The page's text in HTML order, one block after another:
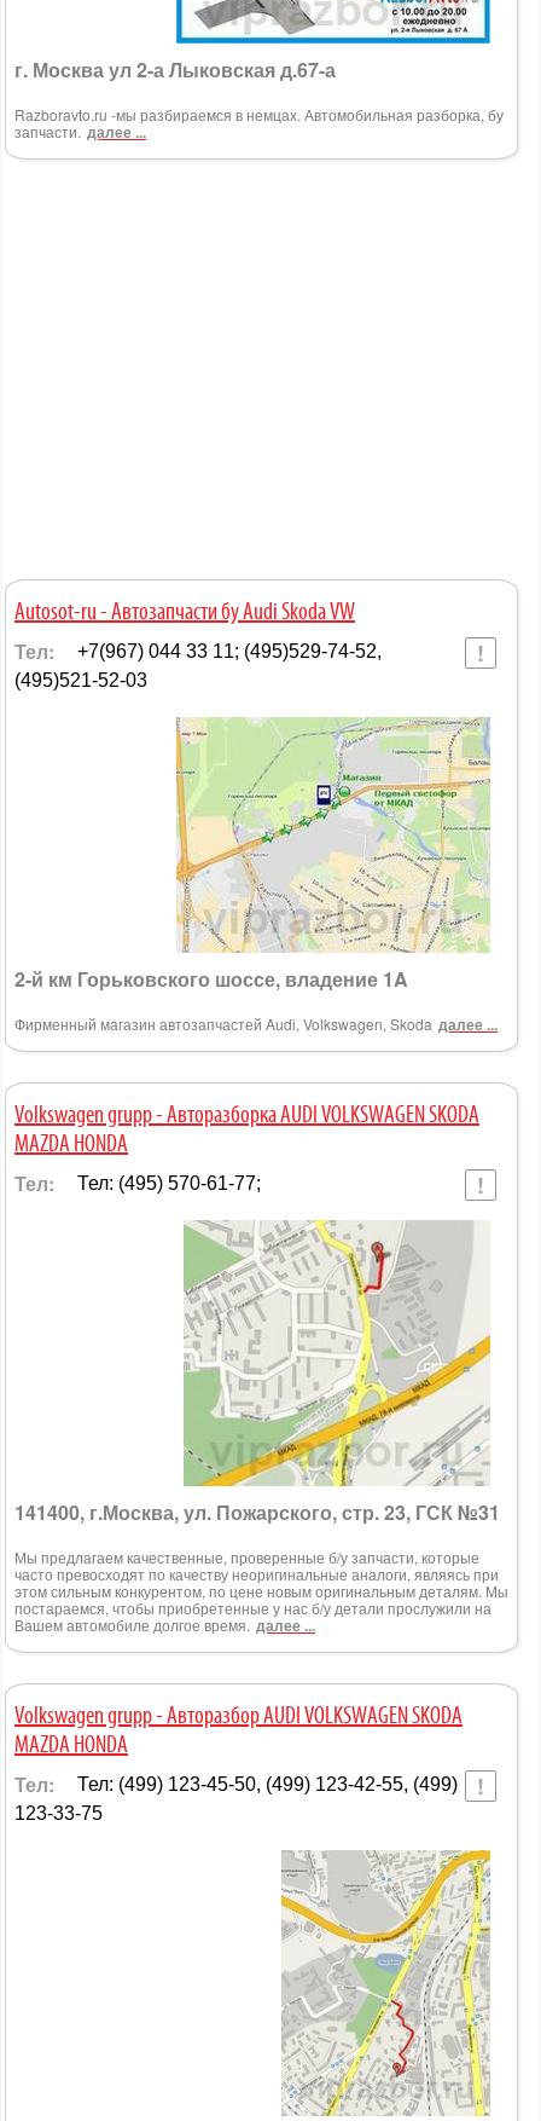
г. Москва ул 2-а Лыковская д.67-а
Razboravto.ru -мы разбираемся в немцах. Автомобильная разборка, бу
запчасти. далее ...
Autosot-ru - Автозапчасти бу Audi Skoda VW
Тел:
+7(967) 044 33 11; (495)529-74-52,
(495)521-52-03
2-й км Горьковского шоссе, владение 1A
Фирменный магазин автозапчастей Audi, Volkswagen, Skoda далее ...
Volkswagen grupp - Авторазборка AUDI VOLKSWAGEN SKODA
MAZDA HONDA
Тел: Тел: (495) 570-61-77;
141400, г.Москва, ул. Пожарского, стр. 23, ГСК №31
Мы предлагаем качественные, проверенные б/у запчасти, которые
часто превосходят по качеству неоригинальные аналоги, являясь при
этом сильным конкурентом, по цене новым оригинальным деталям. Мы
постараемся, чтобы приобретенные у нас б/у детали прослужили на
Вашем автомобиле долгое время. далее ...
Volkswagen grupp - Авторазбор AUDI VOLKSWAGEN SKODA
MAZDA HONDA
Тел:
Тел: (499) 123-45-50, (499) 123-42-55, (499)
123-33-75